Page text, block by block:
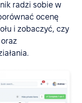
radzi sobie w
ocenę
i zobaczyć, czy